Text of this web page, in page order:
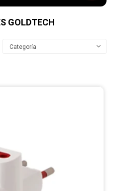
GOLDTECH
Categoría